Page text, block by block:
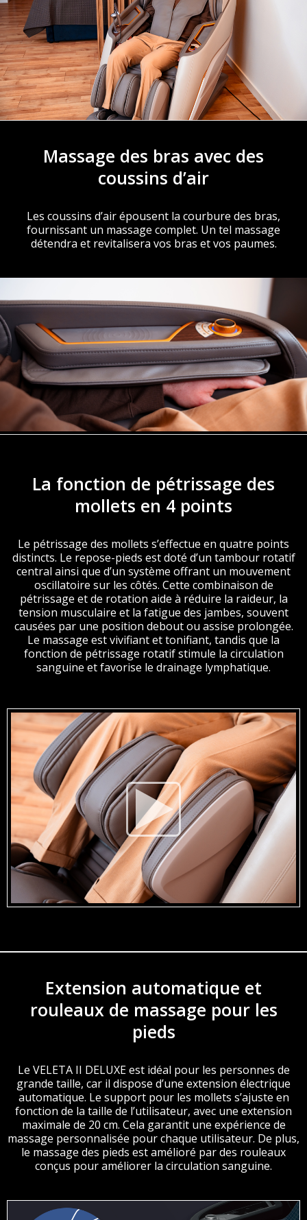
Massage des bras avec des
coussins d’air
Les coussins d’air épousent la courbure des bras,
fournissant un massage complet. Un tel massage
détendra et revitalisera vos bras et vos paumes.
La fonction de pétrissage des
mollets en 4 points
Le pétrissage des mollets s’effectue en quatre points
distincts. Le repose-pieds est doté d’un tambour rotatif
central ainsi que d’un système offrant un mouvement
oscillatoire sur les côtés. Cette combinaison de
pétrissage et de rotation aide à réduire la raideur, la
tension musculaire et la fatigue des jambes, souvent
causées par une position debout ou assise prolongée.
Le massage est vivifiant et tonifiant, tandis que la
fonction de pétrissage rotatif stimule la circulation
sanguine et favorise le drainage lymphatique.
Extension automatique et
rouleaux de massage pour les
pieds
Le VELETA II DELUXE est idéal pour les personnes de
grande taille, car il dispose d’une extension électrique
automatique. Le support pour les mollets s’ajuste en
fonction de la taille de l’utilisateur, avec une extension
maximale de 20 cm. Cela garantit une expérience de
massage personnalisée pour chaque utilisateur. De plus,
le massage des pieds est amélioré par des rouleaux
conçus pour améliorer la circulation sanguine.